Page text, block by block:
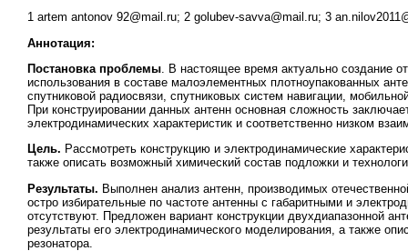
1 artem antonov 92@mail.ru; 2 golubev-savva@mail.ru; 3
Аннотация:
Постановка проблемы . В настоящее время актуально создание
использования в составе малоэлементных плотноупакованных
спутниковой радиосвязи, спутниковых систем навигации,
При конструировании данных антенн основная сложность
электродинамических характеристик и соответственно низком
Цель. Рассмотреть конструкцию и электродинамические
также описать возможный химический состав подложки и
Результаты. Выполнен анализ антенн, производимых
остро избирательные по частоте антенны с габаритными и
отсутствуют. Предложен вариант конструкции двухдиапазонной
результаты его электродинамического моделирования, а также
резонатора.